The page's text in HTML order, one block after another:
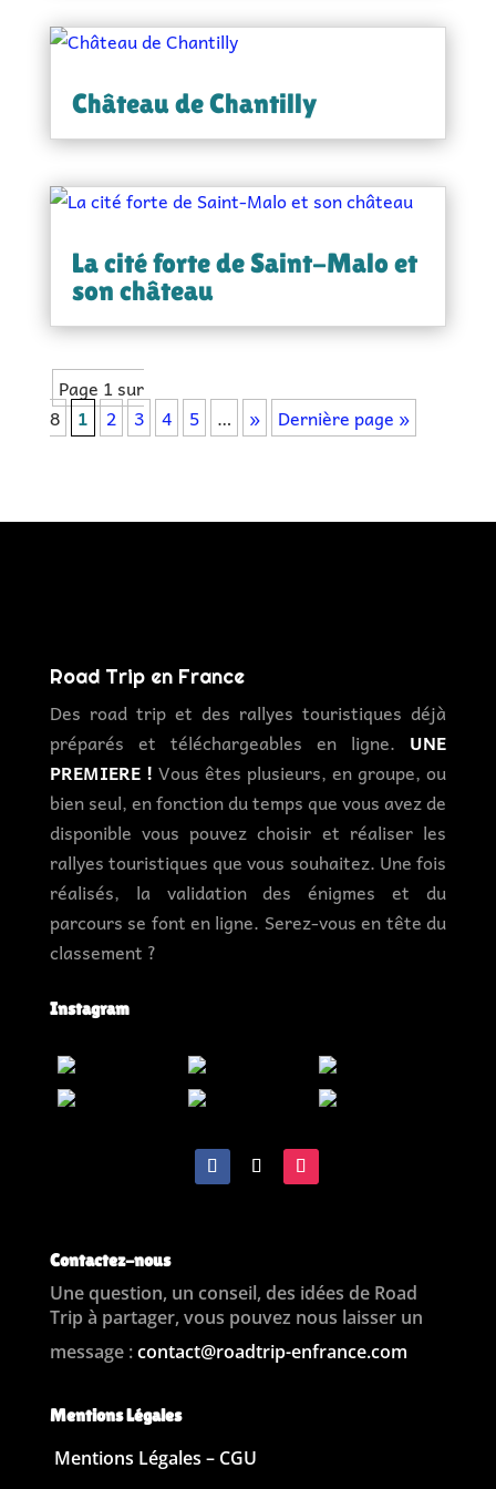
Château de Chantilly
La cité forte de Saint-Malo et
son château
Page 1 sur
8
1 2 3 4 5 … » Dernière page »
Road Trip en France
Des road trip et des rallyes touristiques déjà
préparés et téléchargeables en ligne. UNE
PREMIERE ! Vous êtes plusieurs, en groupe, ou
bien seul, en fonction du temps que vous avez de
disponible vous pouvez choisir et réaliser les
rallyes touristiques que vous souhaitez. Une fois
réalisés, la validation des énigmes et du
parcours se font en ligne. Serez-vous en tête du
classement ?
Instagram
Contactez-nous
Une question, un conseil, des idées de Road
Trip à partager, vous pouvez nous laisser un
message :contact@roadtrip-enfrance.com
Mentions Légales
Mentions Légales – CGU